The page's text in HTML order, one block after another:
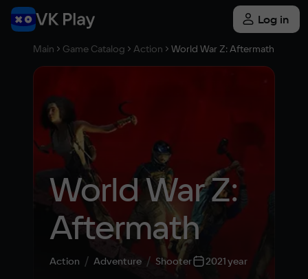
Log in
Main Game Catalog Action World War Z: Aftermath
World War Z:
Aftermath
Action Adventure Shooter 2021 year